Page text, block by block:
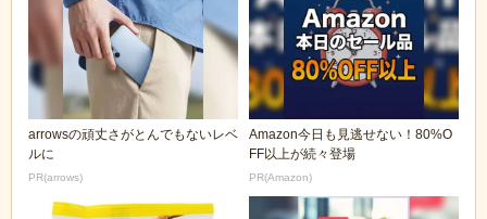
arrowsの頑丈さがとんでもないレベ
ルに
PR(arrows)
Amazon今日も見逃せない！80%O
FF以上が続々登場
PR(Amazon)